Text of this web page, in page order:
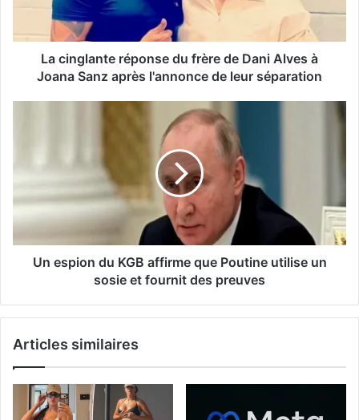
La cinglante réponse du frère de Dani Alves à
Joana Sanz après l'annonce de leur séparation
Un espion du KGB affirme que Poutine utilise un
sosie et fournit des preuves
Articles similaires